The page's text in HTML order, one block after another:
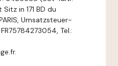
in 171 BD du
Umsatzsteuer-
Tel.: